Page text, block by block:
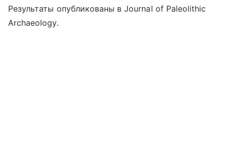
Результаты опубликованы в Journal of Paleolithic
Archaeology.